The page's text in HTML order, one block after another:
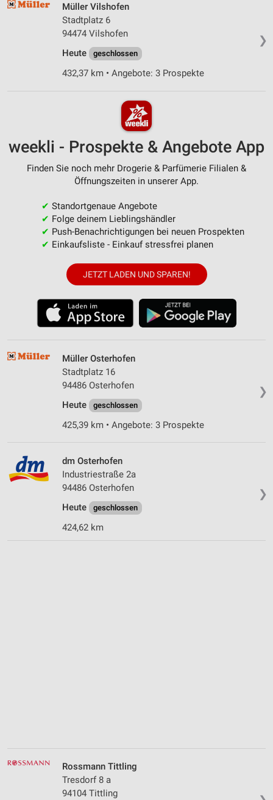
❯
Müller Vilshofen
Stadtplatz 6
94474 Vilshofen
Heute
geschlossen
432,37 km • Angebote: 3 Prospekte
weekli - Prospekte & Angebote App
Finden Sie noch mehr Drogerie & Parfümerie Filialen &
Öffnungszeiten in unserer App.
✔ Standortgenaue Angebote
✔ Folge deinem Lieblingshändler
✔ Push-Benachrichtigungen bei neuen Prospekten
✔ Einkaufsliste - Einkauf stressfrei planen
JETZT LADEN UND SPAREN!
❯
Müller Osterhofen
Stadtplatz 16
94486 Osterhofen
Heute
geschlossen
425,39 km • Angebote: 3 Prospekte
❯
dm Osterhofen
Industriestraße 2a
94486 Osterhofen
Heute
geschlossen
424,62 km
Rossmann Tittling
Tresdorf 8 a
94104 Tittling